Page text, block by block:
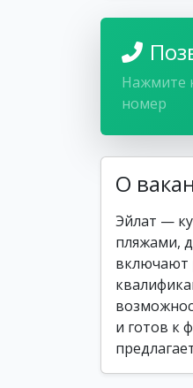
Нажмите
номер
О
Эйлат —
пляжами,
включают
и готов к